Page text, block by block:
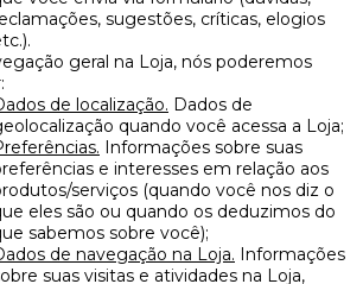
sugestões, críticas, elogios
geral na Loja, nós poderemos
de localização. Dados de
quando você acessa a Loja;
Informações sobre suas
e interesses em relação aos
serviços (quando você nos diz o
eles são ou quando os deduzimos do
sabemos sobre você);
de navegação na Loja. Informações
suas visitas e atividades na Loja,